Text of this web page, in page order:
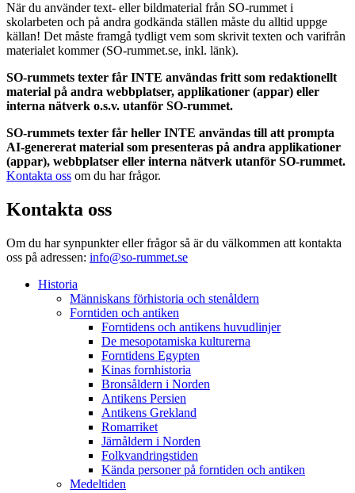
När du använder text- eller bildmaterial från SO-rummet i
skolarbeten och på andra godkända ställen måste du alltid uppge
källan! Det måste framgå tydligt vem som skrivit texten och varifrån
materialet kommer (SO-rummet.se, inkl. länk).
SO-rummets texter får INTE användas fritt som redaktionellt
material på andra webbplatser, applikationer (appar) eller
interna nätverk o.s.v. utanför SO-rummet.
SO-rummets texter får heller INTE användas till att prompta
AI-genererat material som presenteras på andra applikationer
(appar), webbplatser eller interna nätverk utanför SO-rummet.
Kontakta oss om du har frågor.
Kontakta oss
Om du har synpunkter eller frågor så är du välkommen att kontakta
oss på adressen: info@so-rummet.se
Historia
Människans förhistoria och stenåldern
Forntiden och antiken
Forntidens och antikens huvudlinjer
De mesopotamiska kulturerna
Forntidens Egypten
Kinas fornhistoria
Bronsåldern i Norden
Antikens Persien
Antikens Grekland
Romarriket
Järnåldern i Norden
Folkvandringstiden
Kända personer på forntiden och antiken
Medeltiden